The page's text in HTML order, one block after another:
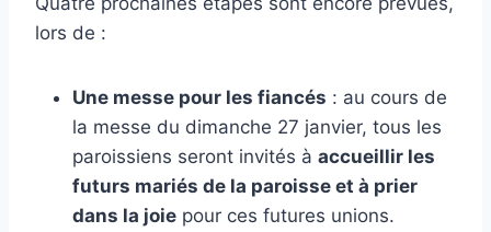
lors de :
Une messe pour les fiancés : au cours de
la messe du dimanche 27 janvier, tous les
paroissiens seront invités à accueillir les
futurs mariés de la paroisse et à prier
dans la joie pour ces futures unions.